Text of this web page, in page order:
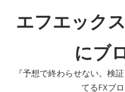
エフエック
にブ
『予想で終わらせない。検
てるFXブロ